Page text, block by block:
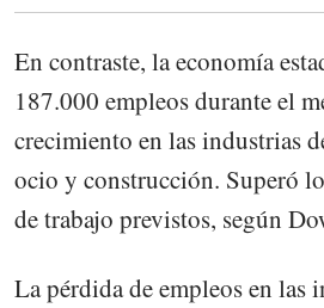
En contraste, la economía
187.000 empleos durante el
crecimiento en las industrias
ocio y construcción. Superó
de trabajo previstos, según
La pérdida de empleos en las